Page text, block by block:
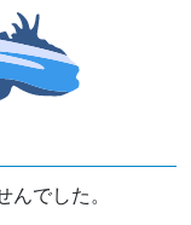
でした。